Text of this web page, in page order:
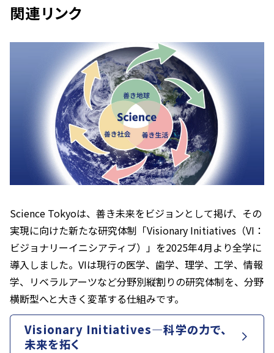
関連リンク
Science Tokyoは、善き未来をビジョンとして掲げ、その
実現に向けた新たな研究体制「Visionary Initiatives（VI：
ビジョナリーイニシアティブ）」を2025年4月より全学に
導入しました。VIは現行の医学、歯学、理学、工学、情報
学、リベラルアーツなど分野別縦割りの研究体制を、分野
横断型へと大きく変革する仕組みです。
Visionary Initiatives―科学の力で、
未来を拓く